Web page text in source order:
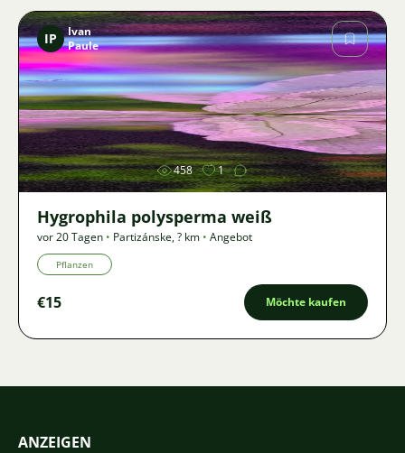
Bild
IP
Ivan
Paule
458 1
Hygrophila polysperma weiß
vor 20 Tagen • Partizánske,? km • Angebot
Pflanzen
€15 Möchte kaufen
ANZEIGEN